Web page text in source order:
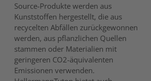
Source-Produkte werden aus
Kunststoffen hergestellt, die aus
recycelten Abfällen zurückgewonnen
werden, aus pflanzlichen Quellen
stammen oder Materialien mit
geringeren CO2-äquivalenten
Emissionen verwenden.